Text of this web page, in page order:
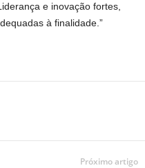
e inovação fortes,
à finalidade.”
Próximo artigo